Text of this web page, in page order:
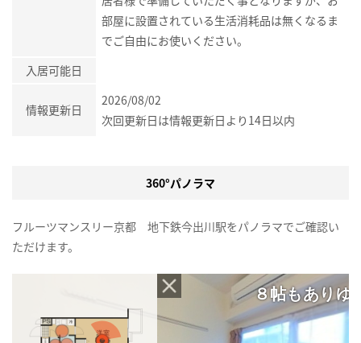
部屋に設置されている生活消耗品は無くなるま
でご自由にお使いください。
入居可能日
情報更新日
2026/08/02
次回更新日は情報更新日より14日以内
360°パノラマ
フルーツマンスリー京都 地下鉄今出川駅をパノラマでご確認い
ただけます。